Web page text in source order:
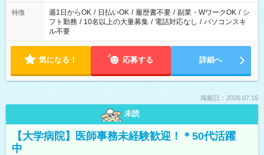
ください！
特徴 週1日からOK / 日払いOK / 履歴書不要 / 副業・WワークOK / シ
フト勤務 / 10名以上の大量募集 / 電話対応なし / パソコンスキ
ル不要
気になる！ 応募する 詳細へ
掲載日：2026.07.15
未読
【大学病院】医師事務未経験歓迎！＊50代活躍
中